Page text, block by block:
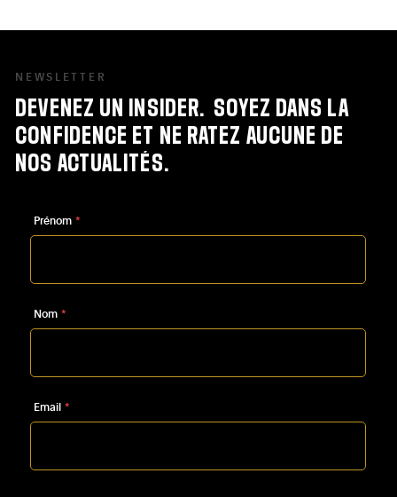
DEVENEZ UN INSIDER. SOYEZ DANS LA
CONFIDENCE ET NE RATEZ AUCUNE DE
NOS ACTUALITÉS.
NEWSLETTER
Prénom *
Nom *
Email *